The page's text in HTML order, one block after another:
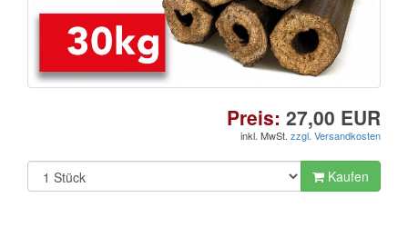
Preis: 27,00 EUR
inkl. MwSt. zzgl. Versandkosten
Kaufen